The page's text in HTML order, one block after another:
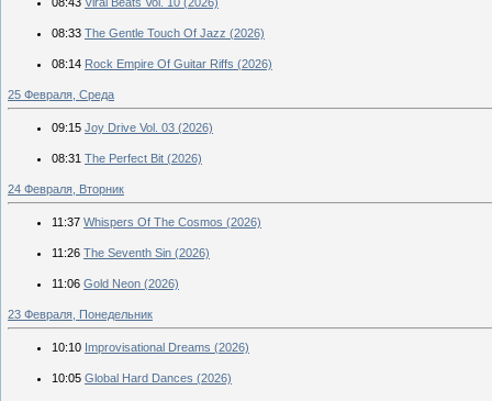
08:33 The Gentle Touch Of Jazz (2026)
08:14 Rock Empire Of Guitar Riffs (2026)
25 Февраля, Среда
09:15 Joy Drive Vol. 03 (2026)
08:31 The Perfect Bit (2026)
24 Февраля, Вторник
11:37 Whispers Of The Cosmos (2026)
11:26 The Seventh Sin (2026)
11:06 Gold Neon (2026)
23 Февраля, Понедельник
10:10 Improvisational Dreams (2026)
10:05 Global Hard Dances (2026)